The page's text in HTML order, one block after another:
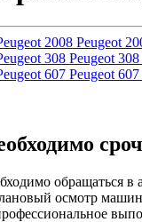
Peugeot
Peugeot 308
Peugeot 607
обращаться
осмотр